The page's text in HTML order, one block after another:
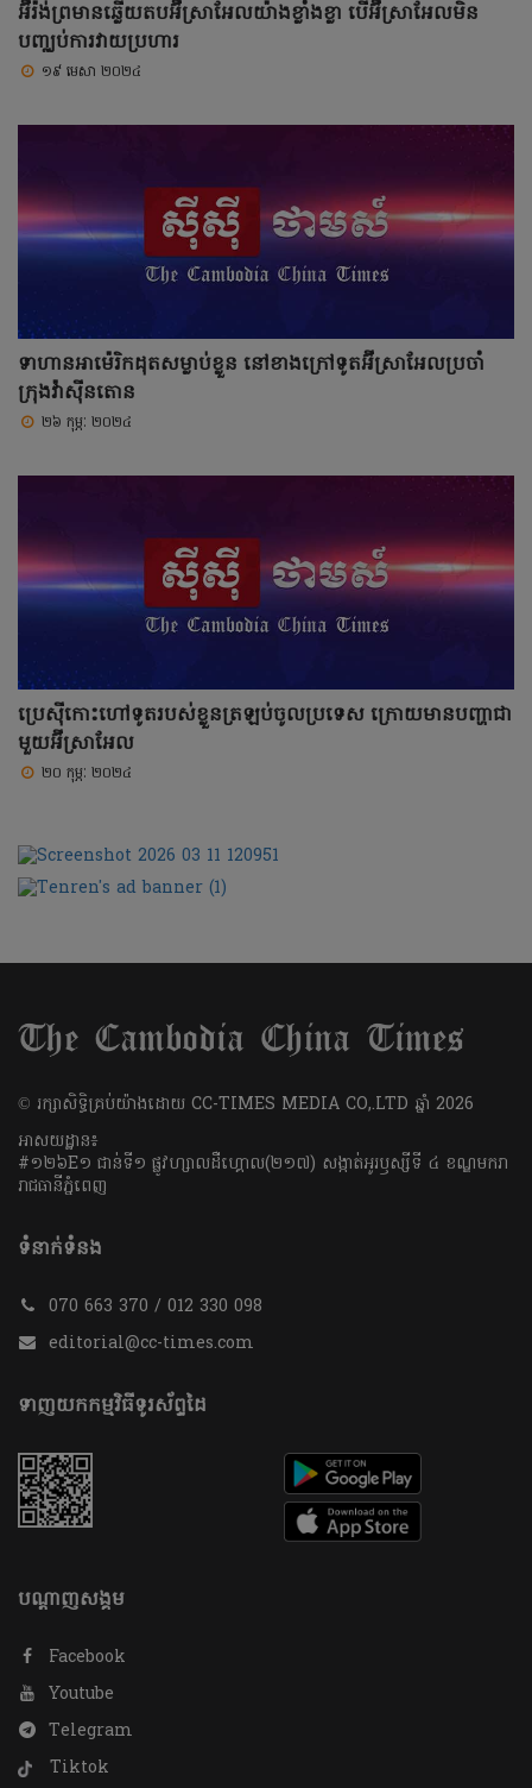
អ៊ីរ៉ង់ព្រមានឆ្លើយតបអ៊ីស្រាអែលយ៉ាងខ្លាំងខ្លា បើអ៊ីស្រាអែលមិន
បញ្ឈប់ការវាយប្រហារ
១៩ មេសា ២០២៤
ទាហានអាម៉េរិកដុតសម្លាប់ខ្លួន នៅខាងក្រៅទូតអ៊ីស្រាអែលប្រចាំ
ក្រុងវ៉ាស៊ីនតោន
២៦ កុម្ភៈ ២០២៤
ប្រេស៊ីកោះហៅទូតរបស់ខ្លួនត្រឡប់ចូលប្រទេស ក្រោយមានបញ្ហាជា
មួយអ៊ីស្រាអែល
២០ កុម្ភៈ ២០២៤
​© រក្សា​សិទ្ធិ​គ្រប់​យ៉ាង​ដោយ​ CC-TIMES MEDIA CO,.LTD ឆ្នាំ​ 2026
អាសយដ្ឋាន៖
#១២៦E១ ជាន់ទី១ ផ្លូវហ្សាលដឺហ្គោល(២១៧) សង្កាត់អូរឫស្សីទី ៤ ខណ្ឌមករា
រាជធានីភ្នំពេញ
ទំនាក់ទំនង
070 663 370 / 012 330 098
editorial@cc-times.com
ទាញយកកម្មវិធីទូរស័ព្ទដៃ
បណ្តាញសង្គម
Facebook
Youtube
Telegram
Tiktok